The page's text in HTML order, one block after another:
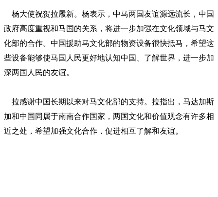
杨大使祝贺拉履新。杨表示，中马两国友谊源远流长，中国
政府高度重视和马国的关系，将进一步加强在文化领域与马文
化部的合作。中国援助马文化部的物资设备很快抵马，希望这
些设备能够使马国人民更好地认知中国、了解世界，进一步加
深两国人民的友谊。
拉感谢中国长期以来对马文化部的支持。拉指出，马达加斯
加和中国同属于南南合作国家，两国文化和价值观念有许多相
近之处，希望加强文化合作，促进相互了解和友谊。